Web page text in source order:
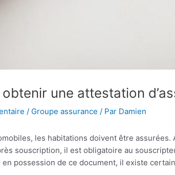
une attestation
/ Groupe assurance / Par Damien
les habitations doivent être
souscription, il est obligatoire au
possession de ce document, il existe